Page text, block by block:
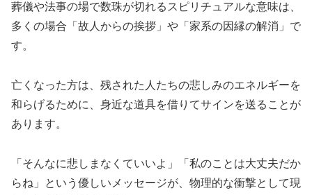
葬儀や法事の場で数珠が切れるスピリチュアルな意味は、
多くの場合「故人からの挨拶」や「家系の因縁の解消」で
す。
亡くなった方は、残された人たちの悲しみのエネルギーを
和らげるために、身近な道具を借りてサインを送ることが
あります。
「そんなに悲しまなくていいよ」「私のことは大丈夫だか
らね」という優しいメッセージが、物理的な衝撃として現